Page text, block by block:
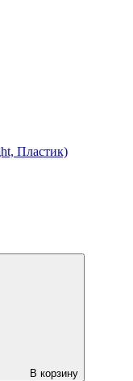
Пластик)
В корзину